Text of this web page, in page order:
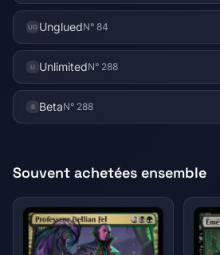
UG UngluedN° 84
U UnlimitedN° 288
B BetaN° 288
Souvent achetées ensemble